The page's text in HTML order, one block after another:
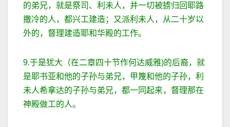
的弟兄，就是祭司、利未人，并一切被掳归回耶路
撒冷的人，都兴工建造；又派利未人，从二十岁以
外的，督理建造耶和华殿的工作。
9.于是犹大（在二章四十节作何达威雅)的后裔，就
是耶书亚和他的子孙与弟兄，甲篾和他的子孙，利
未人希拿达的子孙与弟兄，都一同起来，督理那在
神殿做工的人。